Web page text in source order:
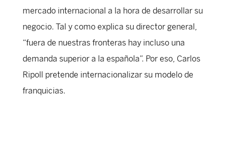
mercado internacional a la hora de desarrollar su
negocio. Tal y como explica su director general,
“fuera de nuestras fronteras hay incluso una
demanda superior a la española”. Por eso, Carlos
Ripoll pretende internacionalizar su modelo de
franquicias.